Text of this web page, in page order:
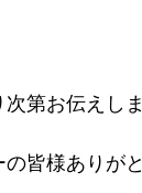
次第お伝えし
皆様ありが